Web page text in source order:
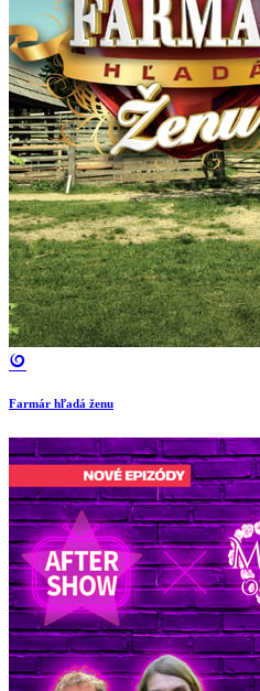
Farmár hľadá ženu